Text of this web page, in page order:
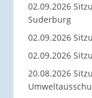
02.09.2026
Suderburg
02.09.2026
02.09.2026
20.08.2026